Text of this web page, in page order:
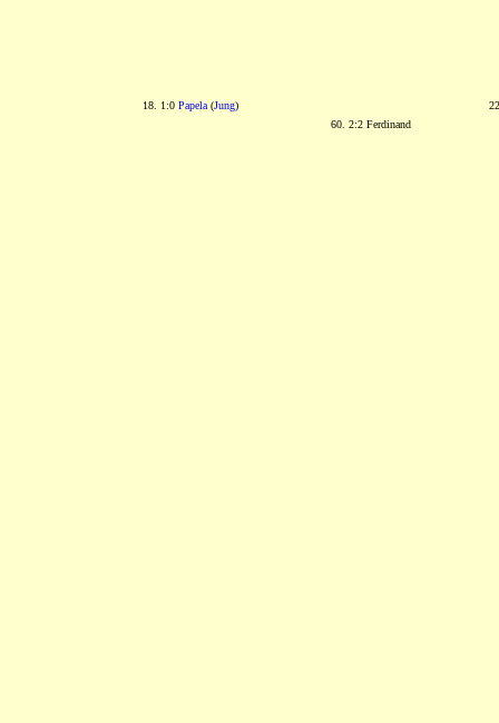
18. 1:0 Papela (Jung)
60. 2:2 Ferdinand